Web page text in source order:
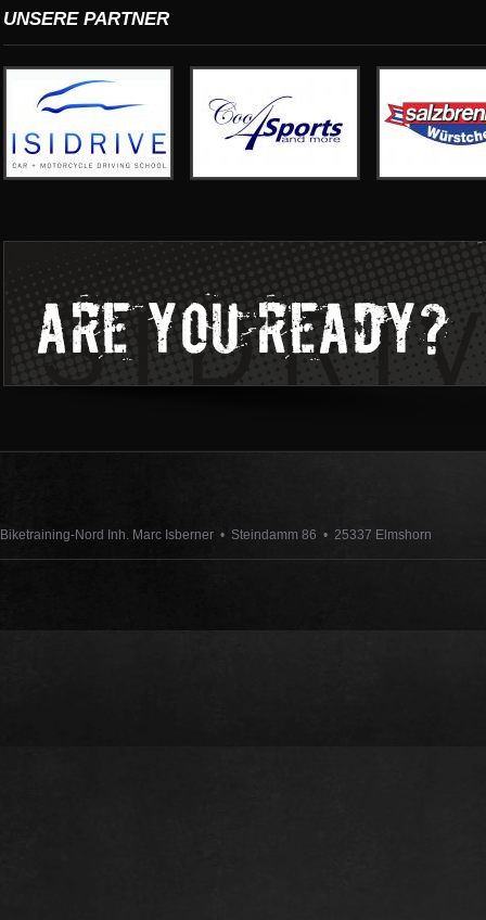
UNSERE PARTNER
Biketraining-Nord Inh. Marc Isberner • Steindamm 86 • 25337 Elmshorn